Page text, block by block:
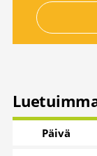
Päivä